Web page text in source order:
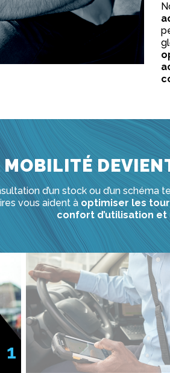
MOBILITÉ
d’un stock ou d’un
vous aident à optimiser les
confort d’utilisation